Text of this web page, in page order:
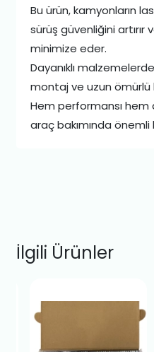
Bu ürün, kamyonların
sürüş güvenliğini artırır
minimize eder.
Dayanıklı
montaj ve uzun ömürlü
Hem performansı hem
araç bakımında önemli
İlgili Ürünler